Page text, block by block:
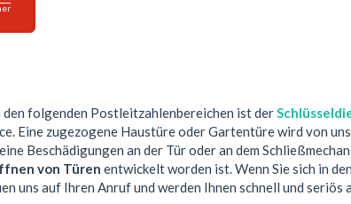
folgenden Postleitzahlenbereichen ist der
Eine zugezogene Haustüre oder Gartentüre wird von
Beschädigungen an der Tür oder an dem
von Türen entwickelt worden ist. Wenn Sie sich in
uns auf Ihren Anruf und werden Ihnen schnell und seriös